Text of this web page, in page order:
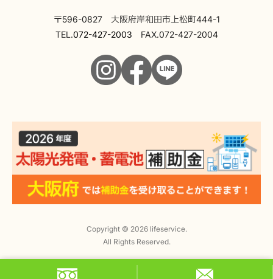
〒596-0827 大阪府岸和田市上松町444-1
TEL.072-427-2003 FAX.072-427-2004
Copyright © 2026 lifeservice.
All Rights Reserved.